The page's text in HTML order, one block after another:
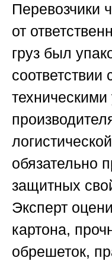
Перевозчики
от
груз был
обязательно
защитных
Эксперт
картона,
обрешеток,